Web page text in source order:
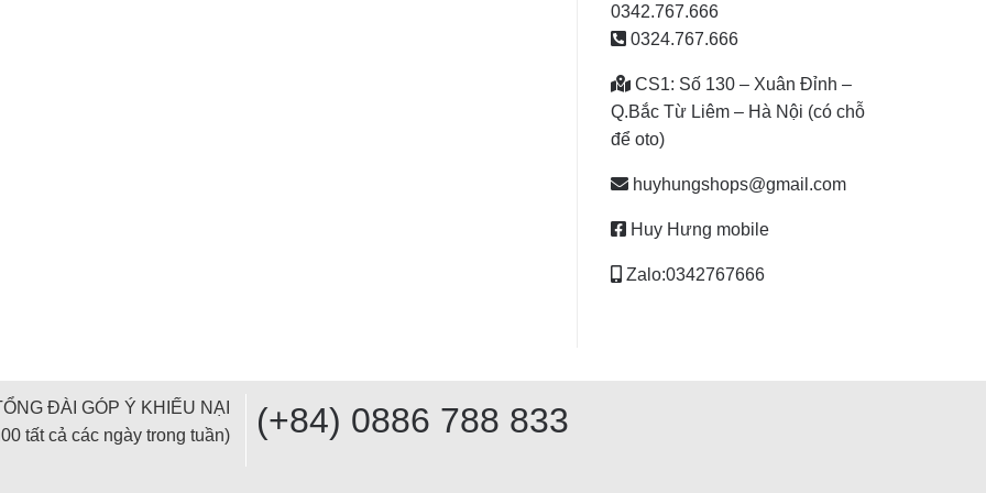
0342.767.666
0324.767.666
CS1: Số 130 – Xuân Đỉnh –
Q.Bắc Từ Liêm – Hà Nội (có chỗ
để oto)
huyhungshops@gmail.com
Huy Hưng mobile
Zalo:0342767666
ĐÀI GÓP Ý KHIẾU NẠI
tất cả các ngày trong tuần)
(+84) 0886 788 833